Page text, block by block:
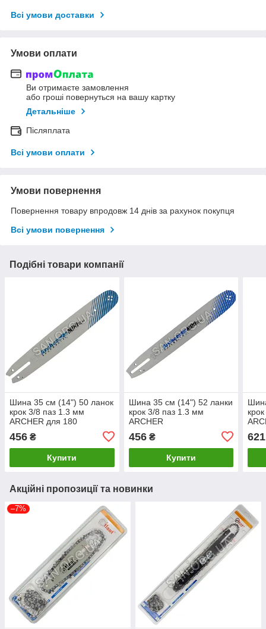
Всі умови доставки
Умови оплати
Ви отримаєте замовлення
або гроші повернуться на вашу картку
Детальніше
Післяплата
Всі умови оплати
Умови повернення
Повернення товару впродовж 14 днів за рахунок покупця
Всі умови повернення
Подібні товари компанії
Шина 35 см (14") 50 ланок
крок 3/8 паз 1.3 мм
ARCHER для 180
456 ₴
Купити
Шина 35 см (14") 52 ланки
крок 3/8 паз 1.3 мм
ARCHER
456₴
Купити
621
Акційні пропозиції та новинки
–7%